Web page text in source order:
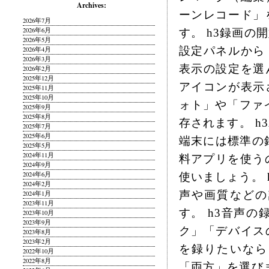
ーンレコード
す。 h3録画の
設定パネルか
表示の設定を
アイコンが表
ォト」や「ファ
存されます。
端末には標準の
料アプリを使う
使いましょう。
声や画質など
す。 h3音声の
ク」「デバイ
を録りたいな
Archives:
2026年7月
2026年6月
2026年5月
2026年4月
2026年3月
2026年2月
2025年12月
2025年11月
2025年10月
2025年9月
2025年8月
2025年7月
2025年6月
2025年5月
2024年11月
2024年9月
2024年6月
2024年2月
2024年1月
2023年11月
2023年10月
2023年9月
2023年8月
2023年2月
2022年10月
2022年8月